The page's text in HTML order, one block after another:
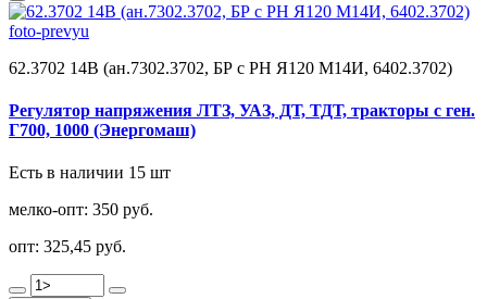
62.3702 14В (ан.7302.3702, БР с РН Я120 М14И, 6402.3702)
Регулятор напряжения ЛТЗ, УАЗ, ДТ, ТДТ, тракторы с ген.
Г700, 1000 (Энергомаш)
Есть в наличии 15 шт
мелко-опт: 350 руб.
опт: 325,45 руб.